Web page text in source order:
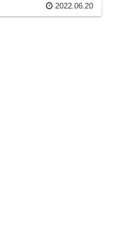
2022.06.20